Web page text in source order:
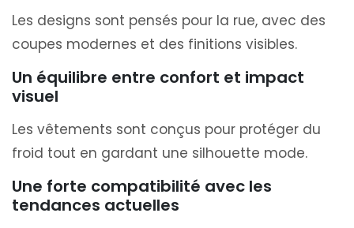
Les designs sont pensés pour la rue, avec des
coupes modernes et des finitions visibles.
Un équilibre entre confort et impact
visuel
Les vêtements sont conçus pour protéger du
froid tout en gardant une silhouette mode.
Une forte compatibilité avec les
tendances actuelles